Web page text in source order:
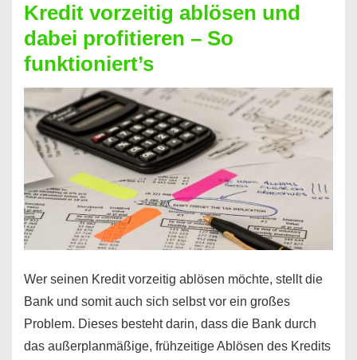
Kredit
berechnen
–
Mit
diesen
Regeln!
Kredit vorzeitig ablösen und
dabei profitieren – So
funktioniert’s
Wer seinen Kredit vorzeitig ablösen möchte, stellt die
Bank und somit auch sich selbst vor ein großes
Problem. Dieses besteht darin, dass die Bank durch
das außerplanmäßige, frühzeitige Ablösen des Kredits